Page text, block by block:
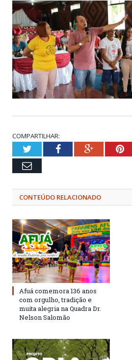
COMPARTILHAR:
TwitterFacebookGoogle+
Email
CONTEÚDO RELACIONADO
Afuá comemora 136 anos
com orgulho, tradição e
muita alegria na Quadra Dr.
Nelson Salomão